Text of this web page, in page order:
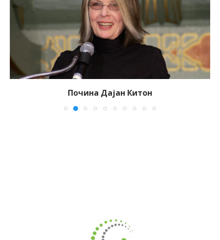
Почина Дајан Китон